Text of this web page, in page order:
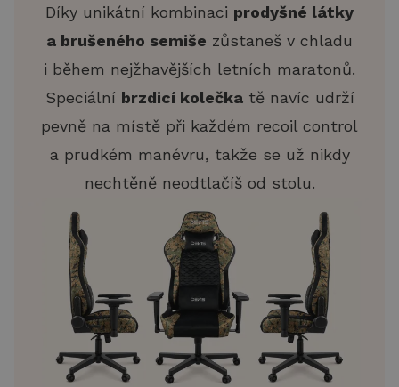
Díky unikátní kombinaci prodyšné látky
a brušeného semiše zůstaneš v chladu
i během nejžhavějších letních maratonů.
Speciální brzdicí kolečkatě navíc udrží
pevně na místě při každém recoil control
a prudkém manévru, takže se už nikdy
nechtěně neodtlačíš od stolu.